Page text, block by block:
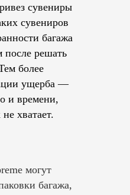
сувениры
сувениров
багажа
после решать
более
ущерба —
и времени,
хватает.
могут
багажа,